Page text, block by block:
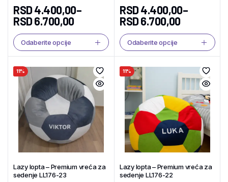
RSD4.400,00–
RSD6.700,00
Odaberite opcije
RSD4.400,00–
RSD6.700,00
Odaberite opcije
11%
Lazy lopta – Premium vreća za
sedenje LL176-23
11%
Lazy lopta – Premium vreća za
sedenje LL176-22